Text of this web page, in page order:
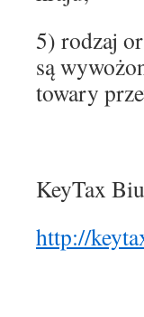
5) rodzaj
są
towary
KeyTax
http://